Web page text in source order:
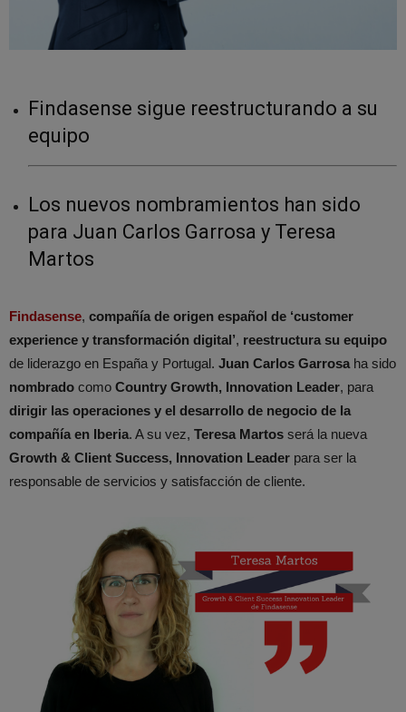
Findasense sigue reestructurando a su
equipo
Los nuevos nombramientos han sido
para Juan Carlos Garrosa y Teresa
Martos
Findasense, compañía de origen español de ‘customer
experience y transformación digital’, reestructura su equipo
de liderazgo en España y Portugal. Juan Carlos Garrosa ha sido
nombrado como Country Growth, Innovation Leader, para
dirigir las operaciones y el desarrollo de negocio de la
compañía en Iberia. A su vez, Teresa Martos será la nueva
Growth & Client Success, Innovation Leader para ser la
responsable de servicios y satisfacción de cliente.